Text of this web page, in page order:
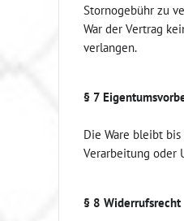
Stornogebühr zu
War der Vertrag
verlangen.
§ 7
Die Ware bleibt
Verarbeitung oder
§ 8 Widerrufsrecht